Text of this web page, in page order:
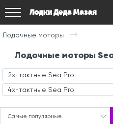
Лодки Деда Мазая
Лодочные моторы
Лодочные моторы
2х-тактные Sea Pro
4х-тактные Sea Pro
Самые популярные